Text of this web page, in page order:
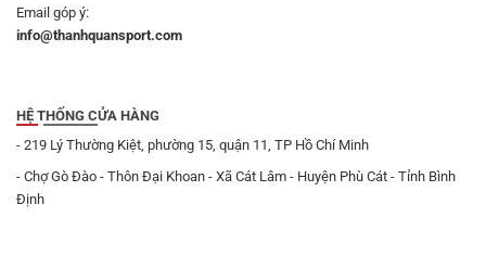
Email góp ý:
info@thanhquansport.com
HỆ THỐNG CỬA HÀNG
- 219 Lý Thường Kiệt, phường 15, quận 11, TP Hồ Chí Minh
- Chợ Gò Đào - Thôn Đại Khoan - Xã Cát Lâm - Huyện Phù Cát - Tỉnh Bình
Định